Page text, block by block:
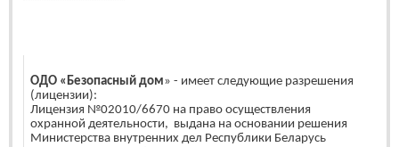
ОДО «Безопасный дом» - имеет следующие разрешения
(лицензии):
Лицензия №02010/6670 на право осуществления
охранной деятельности, выдана на основании решения
Министерства внутренних дел Республики Беларусь